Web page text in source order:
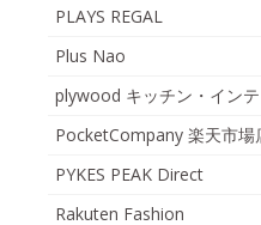
PLAYS REGAL
Plus Nao
plywood キッチン・イン
PocketCompany 楽天市場
PYKES PEAK Direct
Rakuten Fashion